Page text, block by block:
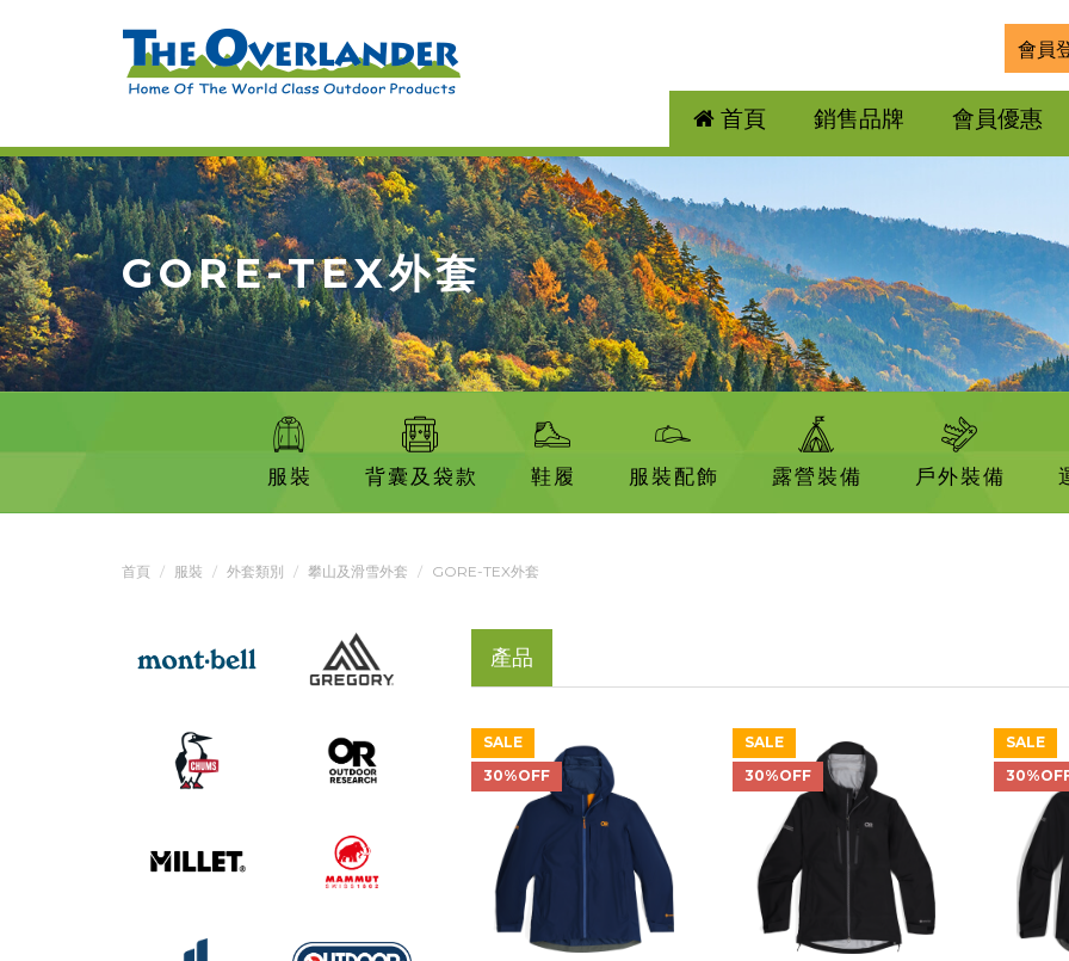
會員
首頁 銷售品牌 會員優惠
GORE-TEX外套
服裝 背囊及袋款 鞋履 服裝配飾 露營裝備 戶外裝備
首頁 服裝 外套類別 攀山及滑雪外套 GORE-TEX外套
產品
SALE
30%OFF
SALE
30%OFF
SALE